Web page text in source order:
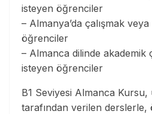
isteyen öğrenciler
– Almanya’da çalışmak
öğrenciler
– Almanca dilinde akademik
isteyen öğrenciler
B1 Seviyesi Almanca
tarafından verilen